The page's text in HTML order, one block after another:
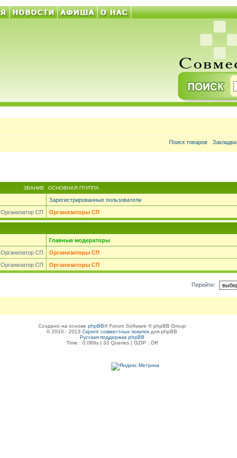
Поиск товаров Закладки
ЗВАНИЕ ОСНОВНАЯ ГРУППА
Зарегистрированные пользователи
Организатор СП
Организаторы СП
Главные модераторы
Организатор СП
Организаторы СП
Организатор СП
Организаторы СП
Перейти:
Создано на основе phpBB® Forum Software © phpBB Group
© 2010 - 2013 Скрипт совместных покупок для phpBB
Русская поддержка phpBB
Time : 0.089s | 33 Queries | GZIP : Off